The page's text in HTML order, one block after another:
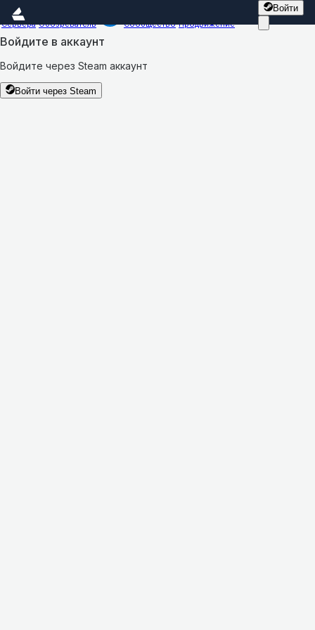
Войти
Сервера Обозреватель Сообщество Продвижение
Войдите в аккаунт
Войдите через Steam аккаунт
Войти через Steam